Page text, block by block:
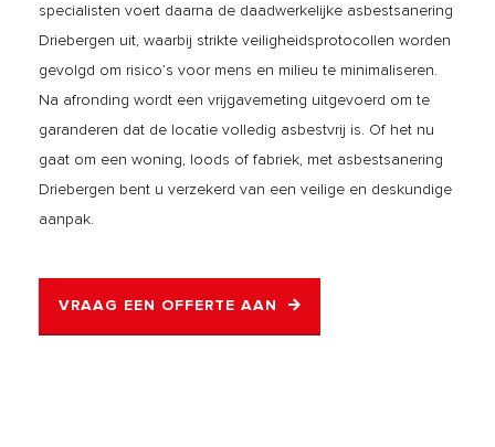
specialisten voert daarna de daadwerkelijke asbestsanering
Driebergen uit, waarbij strikte veiligheidsprotocollen worden
gevolgd om risico’s voor mens en milieu te minimaliseren.
Na afronding wordt een vrijgavemeting uitgevoerd om te
garanderen dat de locatie volledig asbestvrij is. Of het nu
gaat om een woning, loods of fabriek, met asbestsanering
Driebergen bent u verzekerd van een veilige en deskundige
aanpak.
VRAAG EEN OFFERTE AAN